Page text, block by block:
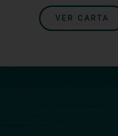
VER CARTA